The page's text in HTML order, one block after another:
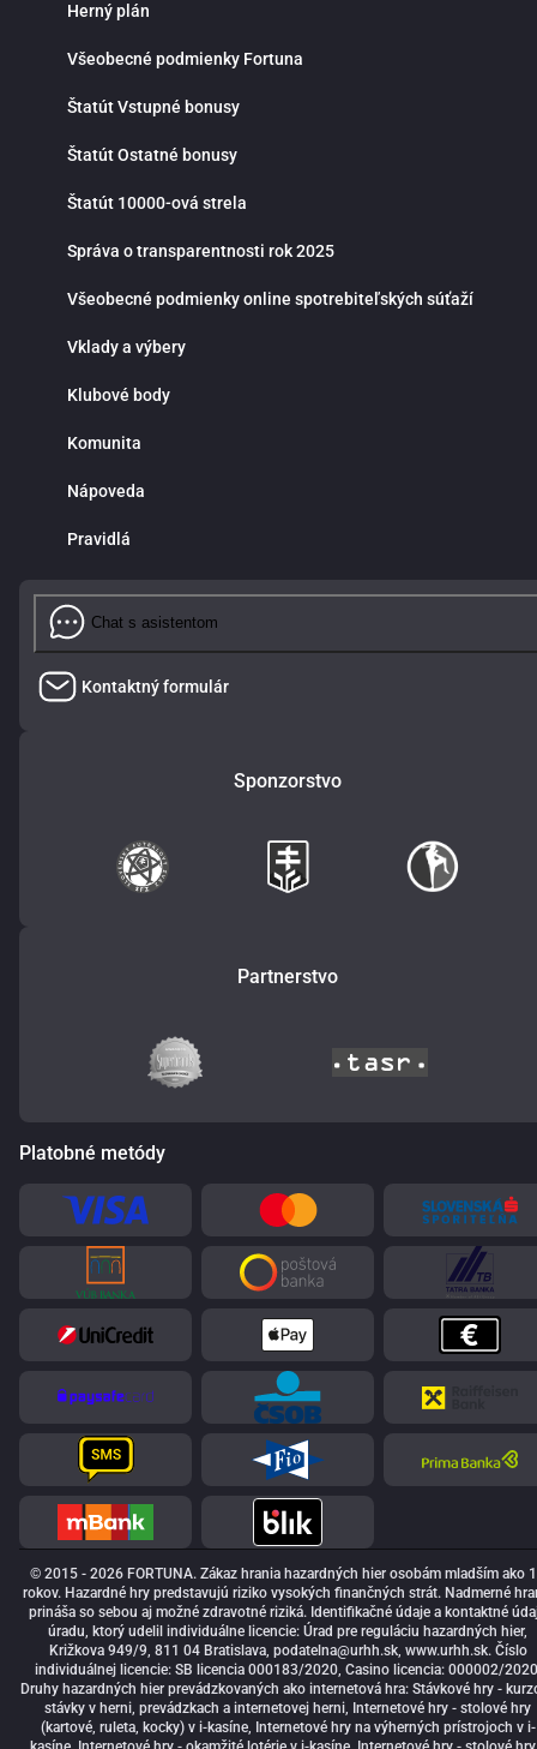
Herný plán
Všeobecné podmienky Fortuna
Štatút Vstupné bonusy
Štatút Ostatné bonusy
Štatút 10000-ová strela
Správa o transparentnosti rok 2025
Všeobecné podmienky online spotrebiteľských súťaží
Vklady a výbery
Klubové body
Komunita
Nápoveda
Pravidlá
Chat s asistentom
Kontaktný formulár
Sponzorstvo
Partnerstvo
Platobné metódy
© 2015 - 2026 FORTUNA. Zákaz hrania hazardných hier osobám mladším ako
rokov. Hazardné hry predstavujú riziko vysokých finančných strát. Nadmerné
prináša so sebou aj možné zdravotné riziká. Identifikačné údaje a kontaktné
úradu, ktorý udelil individuálne licencie: Úrad pre reguláciu hazardných hier,
Križkova 949/9, 811 04 Bratislava, podatelna@urhh.sk, www.urhh.sk. Číslo
individuálnej licencie: SB licencia 000183/2020, Casino licencia: 000002/
Druhy hazardných hier prevádzkovaných ako internetová hra: Stávkové hry -
stávky v herni, prevádzkach a internetovej herni, Internetové hry - stolové hry
(kartové, ruleta, kocky) v i-kasíne, Internetové hry na výherných prístrojoch v i-